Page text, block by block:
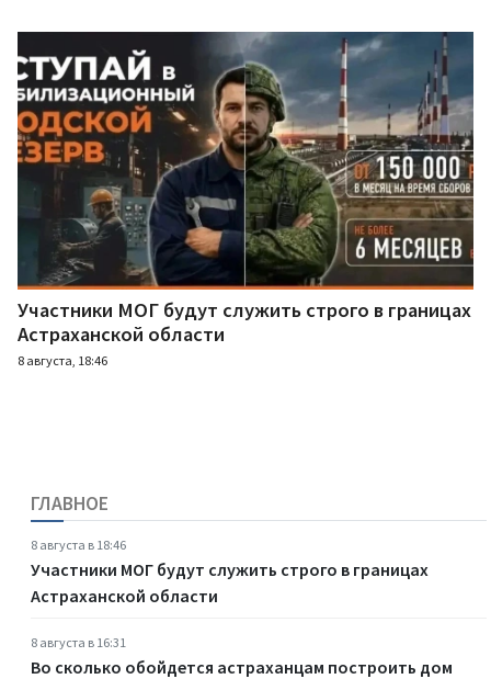
Участники МОГ будут служить строго в границах
Астраханской области
8 августа, 18:46
ГЛАВНОЕ
8 августа в 18:46
Участники МОГ будут служить строго в границах
Астраханской области
8 августа в 16:31
Во сколько обойдется астраханцам построить дом